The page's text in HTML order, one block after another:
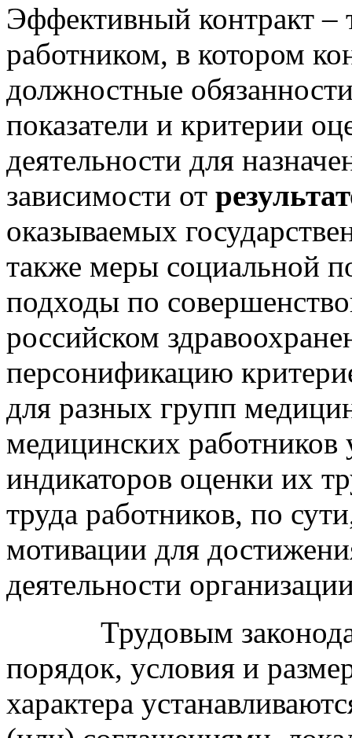
Эффективный контракт –
работником, в котором
должностные
показатели и критерии
деятельности для
зависимости от
оказываемых
также меры социальной
подходы по
российском
персонификацию
для разных групп
медицинских
индикаторов оценки их
труда работников, по
мотивации для
деятельности
Трудовым
порядок, условия и
характера